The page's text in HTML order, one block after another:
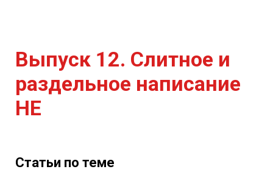
Выпуск 12. Слитное и
раздельное написание
НЕ
Статьи по теме